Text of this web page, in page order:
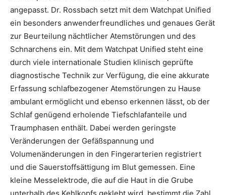
angepasst. Dr. Rossbach setzt mit dem Watchpat Unified
ein besonders anwenderfreundliches und genaues Gerät
zur Beurteilung nächtlicher Atemstörungen und des
Schnarchens ein. Mit dem Watchpat Unified steht eine
durch viele internationale Studien klinisch geprüfte
diagnostische Technik zur Verfügung, die eine akkurate
Erfassung schlafbezogener Atemstörungen zu Hause
ambulant ermöglicht und ebenso erkennen lässt, ob der
Schlaf genügend erholende Tiefschlafanteile und
Traumphasen enthält. Dabei werden geringste
Veränderungen der Gefäßspannung und
Volumenänderungen in den Fingerarterien registriert
und die Sauerstoffsättigung im Blut gemessen. Eine
kleine Messelektrode, die auf die Haut in die Grube